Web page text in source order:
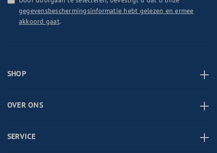
gegevensbeschermingsinformatie hebt gelezen en ermee
akkoord gaat.
SHOP
OVER ONS
SERVICE